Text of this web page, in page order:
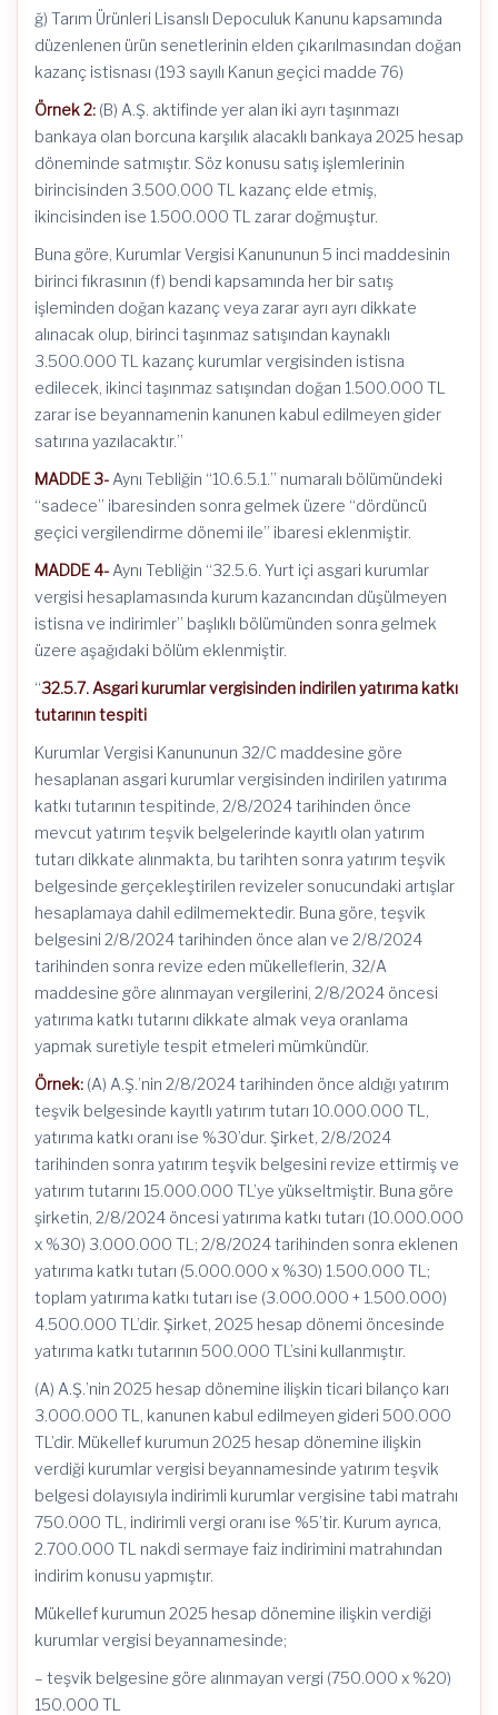
ğ) Tarım Ürünleri Lisanslı Depoculuk Kanunu kapsamında
düzenlenen ürün senetlerinin elden çıkarılmasından doğan
kazanç istisnası (193 sayılı Kanun geçici madde 76)
Örnek 2: (B) A.Ş. aktifinde yer alan iki ayrı taşınmazı
bankaya olan borcuna karşılık alacaklı bankaya 2025 hesap
döneminde satmıştır. Söz konusu satış işlemlerinin
birincisinden 3.500.000 TL kazanç elde etmiş,
ikincisinden ise 1.500.000 TL zarar doğmuştur.
Buna göre, Kurumlar Vergisi Kanununun 5 inci maddesinin
birinci fıkrasının (f) bendi kapsamında her bir satış
işleminden doğan kazanç veya zarar ayrı ayrı dikkate
alınacak olup, birinci taşınmaz satışından kaynaklı
3.500.000 TL kazanç kurumlar vergisinden istisna
edilecek, ikinci taşınmaz satışından doğan 1.500.000 TL
zarar ise beyannamenin kanunen kabul edilmeyen gider
satırına yazılacaktır.”
MADDE 3- Aynı Tebliğin “10.6.5.1.” numaralı bölümündeki
“sadece” ibaresinden sonra gelmek üzere “dördüncü
geçici vergilendirme dönemi ile” ibaresi eklenmiştir.
MADDE 4- Aynı Tebliğin “32.5.6. Yurt içi asgari kurumlar
vergisi hesaplamasında kurum kazancından düşülmeyen
istisna ve indirimler” başlıklı bölümünden sonra gelmek
üzere aşağıdaki bölüm eklenmiştir.
“32.5.7. Asgari kurumlar vergisinden indirilen yatırıma katkı
tutarının tespiti
Kurumlar Vergisi Kanununun 32/C maddesine göre
hesaplanan asgari kurumlar vergisinden indirilen yatırıma
katkı tutarının tespitinde, 2/8/2024 tarihinden önce
mevcut yatırım teşvik belgelerinde kayıtlı olan yatırım
tutarı dikkate alınmakta, bu tarihten sonra yatırım teşvik
belgesinde gerçekleştirilen revizeler sonucundaki artışlar
hesaplamaya dahil edilmemektedir. Buna göre, teşvik
belgesini 2/8/2024 tarihinden önce alan ve 2/8/2024
tarihinden sonra revize eden mükelleflerin, 32/A
maddesine göre alınmayan vergilerini, 2/8/2024 öncesi
yatırıma katkı tutarını dikkate almak veya oranlama
yapmak suretiyle tespit etmeleri mümkündür.
Örnek: (A) A.Ş.’nin 2/8/2024 tarihinden önce aldığı yatırım
teşvik belgesinde kayıtlı yatırım tutarı 10.000.000 TL,
yatırıma katkı oranı ise %30’dur. Şirket, 2/8/2024
tarihinden sonra yatırım teşvik belgesini revize ettirmiş ve
yatırım tutarını 15.000.000 TL’ye yükseltmiştir. Buna göre
şirketin, 2/8/2024 öncesi yatırıma katkı tutarı (10.000.000
x %30) 3.000.000 TL; 2/8/2024 tarihinden sonra eklenen
yatırıma katkı tutarı (5.000.000 x %30) 1.500.000 TL;
toplam yatırıma katkı tutarı ise (3.000.000 + 1.500.000)
4.500.000 TL’dir. Şirket, 2025 hesap dönemi öncesinde
yatırıma katkı tutarının 500.000 TL’sini kullanmıştır.
(A) A.Ş.’nin 2025 hesap dönemine ilişkin ticari bilanço karı
3.000.000 TL, kanunen kabul edilmeyen gideri 500.000
TL’dir. Mükellef kurumun 2025 hesap dönemine ilişkin
verdiği kurumlar vergisi beyannamesinde yatırım teşvik
belgesi dolayısıyla indirimli kurumlar vergisine tabi matrahı
750.000 TL, indirimli vergi oranı ise %5’tir. Kurum ayrıca,
2.700.000 TL nakdi sermaye faiz indirimini matrahından
indirim konusu yapmıştır.
Mükellef kurumun 2025 hesap dönemine ilişkin verdiği
kurumlar vergisi beyannamesinde;
– teşvik belgesine göre alınmayan vergi (750.000 x %20)
150.000 TL